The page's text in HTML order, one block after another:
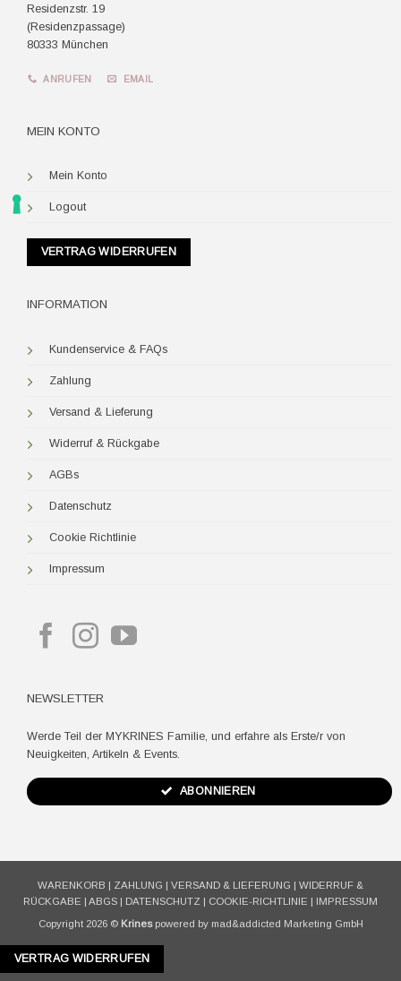
Residenzstr. 19
(Residenzpassage)
80333 München
ANRUFEN EMAIL
MEIN KONTO
Mein Konto
Logout
VERTRAG WIDERRUFEN
INFORMATION
Kundenservice & FAQs
Zahlung
Versand & Lieferung
Widerruf & Rückgabe
AGBs
Datenschutz
Cookie Richtlinie
Impressum
NEWSLETTER
Werde Teil der MYKRINES Familie, und erfahre als Erste/r von
Neuigkeiten, Artikeln & Events.
ABONNIEREN
WARENKORB | ZAHLUNG | VERSAND & LIEFERUNG | WIDERRUF &
RÜCKGABE | ABGS | DATENSCHUTZ | COOKIE-RICHTLINIE | IMPRESSUM
Copyright 2026 © Krinespowered by mad&addicted Marketing GmbH
VERTRAG WIDERRUFEN